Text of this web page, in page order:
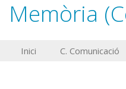
Memòria
Inici C. Comunicació